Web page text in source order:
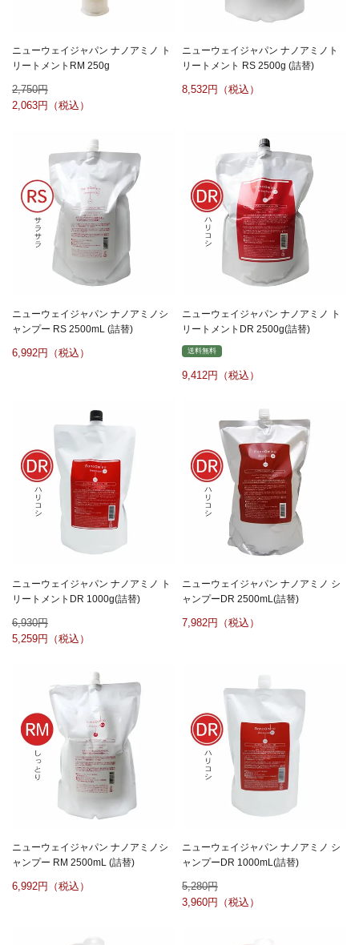
ニューウェイジャパン ナノアミノ ト
リートメントRM 250g
2,750
2,063
ニューウェイジャパン ナノアミノト
リートメント RS 2500g (詰替)
8,532
ニューウェイジャパン ナノアミノシ
ャンプー RS 2500mL (詰替)
6,992
ニューウェイジャパン ナノアミノ ト
リートメントDR 2500g(詰替)
送料無料
9,412
ニューウェイジャパン ナノアミノ ト
リートメントDR 1000g(詰替)
6,930
5,259
ニューウェイジャパン ナノアミノ シ
ャンプーDR 2500mL(詰替)
7,982
ニューウェイジャパン ナノアミノシ
ャンプー RM 2500mL (詰替)
6,992
ニューウェイジャパン ナノアミノ シ
ャンプーDR 1000mL(詰替)
5,280
3,960